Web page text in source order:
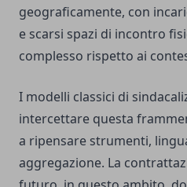
geograficamente, con
e scarsi spazi di incontro
complesso rispetto ai
I modelli classici di
intercettare questa
a ripensare strumenti,
aggregazione. La